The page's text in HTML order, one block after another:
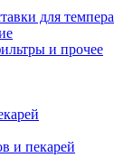
для темпера
и прочее
и пекарей